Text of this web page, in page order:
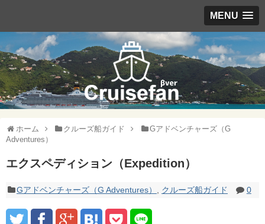
MENU
ホーム クルーズ船ガイド
Gアドベンチャーズ（G
Adventures）
エクスペディション（Expedition）
Gアドベンチャーズ（G Adventures） クルーズ船ガイド 0